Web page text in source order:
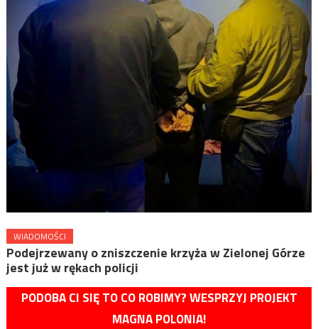
WIADOMOŚCI
Podejrzewany o zniszczenie krzyża w Zielonej Górze
jest już w rękach policji
PODOBA CI SIĘ TO CO ROBIMY? WESPRZYJ PROJEKT
MAGNA POLONIA!